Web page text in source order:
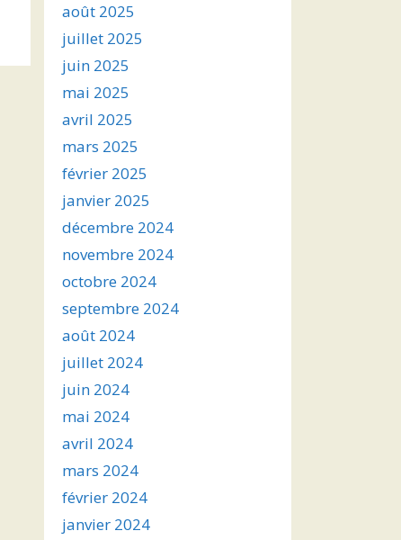
août 2025
juillet 2025
juin 2025
mai 2025
avril 2025
mars 2025
février 2025
janvier 2025
décembre 2024
novembre 2024
octobre 2024
septembre 2024
août 2024
juillet 2024
juin 2024
mai 2024
avril 2024
mars 2024
février 2024
janvier 2024